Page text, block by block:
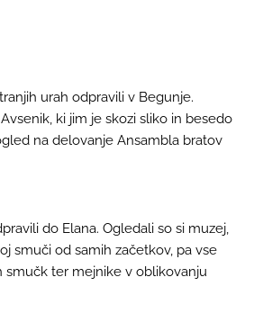
urah odpravili v Begunje.
ki jim je skozi sliko in besedo
na delovanje Ansambla bratov
do Elana. Ogledali so si muzej,
smuči od samih začetkov, pa vse
smučk ter mejnike v oblikovanju